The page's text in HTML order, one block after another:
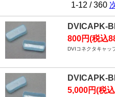
1-12 / 360
DVICAPK-
800円(税込
DVIコネクタキャッ
DVICAPK-
5,000円(税